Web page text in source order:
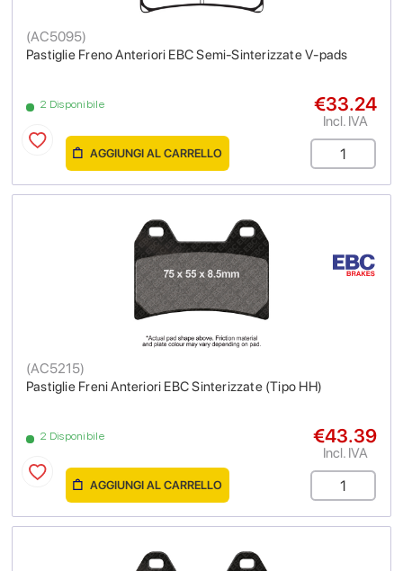
Pastiglie Freno Anteriori EBC Semi-Sinterizzate V-pads
(AC5095)
2 Disponibile €33.24
Incl. IVA
AGGIUNGI AL CARRELLO
Pastiglie Freni Anteriori EBC Sinterizzate (Tipo HH)
(AC5215)
2 Disponibile €43.39
Incl. IVA
AGGIUNGI AL CARRELLO